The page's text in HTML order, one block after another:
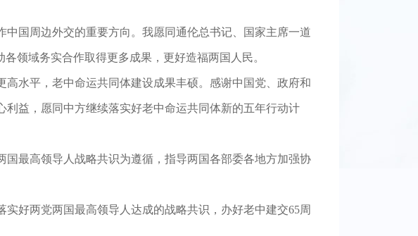
国周边外交的重要方向。我愿同通伦总书记、国家主席一道
领域务实合作取得更多成果，更好造福两国人民。
水平，老中命运共同体建设成果丰硕。感谢中国党、政府和
益，愿同中方继续落实好老中命运共同体新的五年行动计
最高领导人战略共识为遵循，指导两国各部委各地方加强协
好两党两国最高领导人达成的战略共识，办好老中建交65周